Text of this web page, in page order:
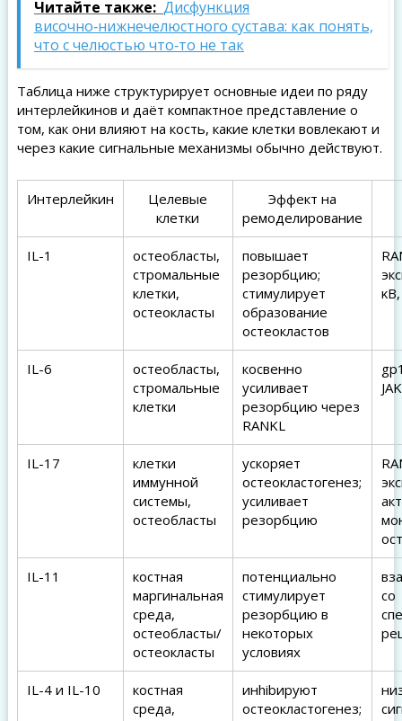
Читайте также: Дисфункция
височно‑нижнечелюстного сустава: как понять,
что с челюстью что‑то не так
Таблица ниже структурирует основные идеи по ряду
интерлейкинов и даёт компактное представление о
том, как они влияют на кость, какие клетки вовлекают и
через какие сигнальные механизмы обычно действуют.
Интерлейкин
Целевые
клетки
Эффект на
ремоделирование
IL-1
остеобласты,
стромальные
клетки,
остеокласты
повышает
резорбцию;
стимулирует
образование
остеокластов
IL-6
остеобласты,
стромальные
клетки
косвенно
усиливает
резорбцию через
RANKL
IL-17
клетки
иммунной
системы,
остеобласты
ускоряет
остеокластогенез;
усиливает
резорбцию
IL-11
костная
маргинальная
среда,
остеобласты/
остеокласты
потенциально
стимулирует
резорбцию в
некоторых
условиях
со
IL-4 и IL-10
костная
среда,
инhibируют
остеокластогенез;